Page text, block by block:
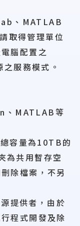
、MATLAB
取得管理單位
腦配置之
服務模式。
、MATLAB等
容量為10TB的
共用暫存空
除檔案，不另
提供者，由於
程式開發及除